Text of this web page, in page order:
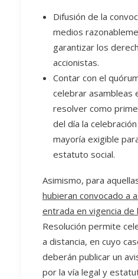
Difusión de la
medios
garantizar los
accionistas.
Contar con el
celebrar asambleas
resolver como
del día la
mayoría exigible
estatuto social.
Asimismo, para
hubieran convocado a
entrada en vigencia de
Resolución permite
a distancia, en cuyo
deberán publicar un
por la vía legal y